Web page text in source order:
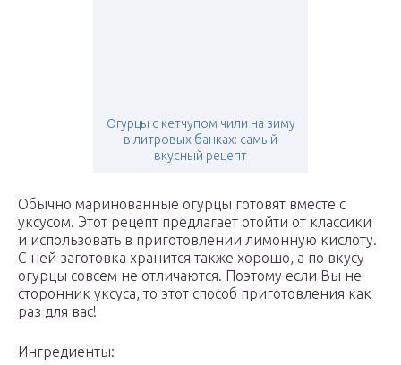
Огурцы с кетчупом чили на зиму
в литровых банках: самый
вкусный рецепт
Обычно маринованные огурцы готовят вместе с
уксусом. Этот рецепт предлагает отойти от классики
и использовать в приготовлении лимонную кислоту.
С ней заготовка хранится также хорошо, а по вкусу
огурцы совсем не отличаются. Поэтому если Вы не
сторонник уксуса, то этот способ приготовления как
раз для вас!
Ингредиенты: